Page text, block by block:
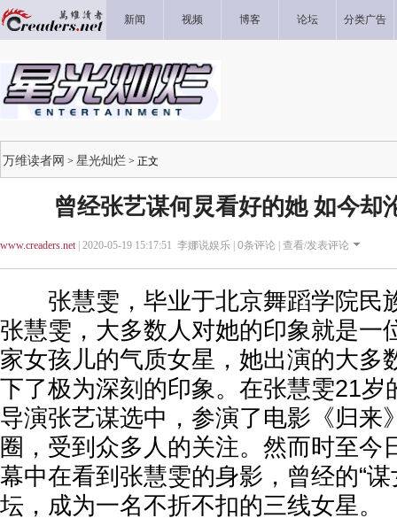
新闻 视频 博客 论坛 分类广告
万维读者网 > 星光灿烂 > 正文
曾经张艺谋何炅看好的她 如今却
www.creaders.net| 2020-05-19 15:17:51 李娜说娱乐 | 0条评论 | 查看/发表评论
张慧雯，毕业于北京舞蹈学院民
张慧雯，大多数人对她的印象就是一
家女孩儿的气质女星，她出演的大多
下了极为深刻的印象。在张慧雯21岁
导演张艺谋选中，参演了电影《归来
圈，受到众多人的关注。然而时至今
幕中在看到张慧雯的身影，曾经的“
坛，成为一名不折不扣的三线女星。